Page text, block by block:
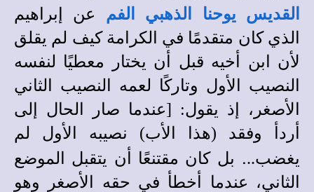
القديس يوحنا الذهبي الفم عن إبراهيم
الذي كان متقدمًا في الكرامة كيف لم يقلق
لأن ابن أخيه قبل أن يختار معطيًا لنفسه
النصيب الأول وتاركًا لعمه النصيب الثاني
الأصغر، إذ يقول: [عندما صار الحال إلى
أردأ وفقد (هذا الأب) نصيبه الأول لم
يغضب... بل كان مقتنعًا أن يتقبل الموضع
الثاني، عندما أخطأ في حقه الأصغر وهو